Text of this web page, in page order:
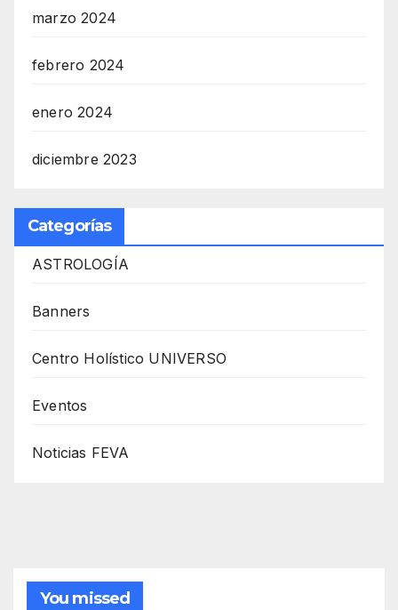
marzo 2024
febrero 2024
enero 2024
diciembre 2023
Categorías
ASTROLOGÍA
Banners
Centro Holístico UNIVERSO
Eventos
Noticias FEVA
You missed